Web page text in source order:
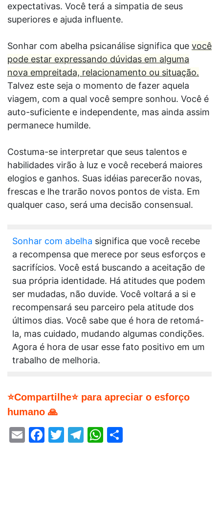
expectativas. Você terá a simpatia de seus
superiores e ajuda influente.
Sonhar com abelha psicanálise significa que você
pode estar expressando dúvidas em alguma
nova empreitada, relacionamento ou situação.
Talvez este seja o momento de fazer aquela
viagem, com a qual você sempre sonhou. Você é
auto-suficiente e independente, mas ainda assim
permanece humilde.
Costuma-se interpretar que seus talentos e
habilidades virão à luz e você receberá maiores
elogios e ganhos. Suas idéias parecerão novas,
frescas e lhe trarão novos pontos de vista. Em
qualquer caso, será uma decisão consensual.
Sonhar com abelha significa que você recebe
a recompensa que merece por seus esforços e
sacrifícios. Você está buscando a aceitação de
sua própria identidade. Há atitudes que podem
ser mudadas, não duvide. Você voltará a si e
recompensará seu parceiro pela atitude dos
últimos dias. Você sabe que é hora de retomá-
la, mas cuidado, mudando algumas condições.
Agora é hora de usar esse fato positivo em um
trabalho de melhoria.
⭐Compartilhe⭐ para apreciar o esforço
humano 🙏
EmailFacebook
Twitter
Telegram
WhatsApp